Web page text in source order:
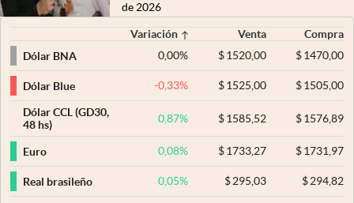
de 2026
Variación Venta
Compra
Dólar BNA
0,00% $ 1520,00 $1470,00
Dólar Blue -0,33% $ 1525,00 $1505,00
Dólar CCL (GD30,
48 hs)
0,87% $ 1585,52 $1576,89
Euro 0,08% $ 1733,27 $1731,97
Real brasileño 0,05% $295,03 $294,82